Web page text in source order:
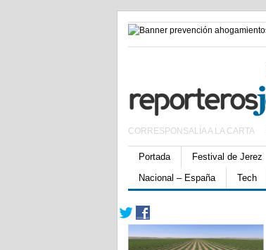
CORRESPONSALÍA A LA CARTA
Portada Festival de Jerez
Nacional – España
Tech